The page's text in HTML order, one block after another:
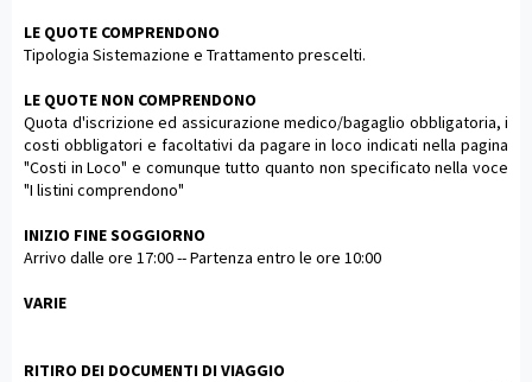
LE QUOTE COMPRENDONO
Tipologia Sistemazione e Trattamento prescelti.
LE QUOTE NON COMPRENDONO
Quota d'iscrizione ed assicurazione medico/bagaglio obbligatoria, i
costi obbligatori e facoltativi da pagare in loco indicati nella pagina
"Costi in Loco" e comunque tutto quanto non specificato nella voce
"I listini comprendono"
INIZIO FINE SOGGIORNO
Arrivo dalle ore 17:00 -- Partenza entro le ore 10:00
VARIE
RITIRO DEI DOCUMENTI DI VIAGGIO